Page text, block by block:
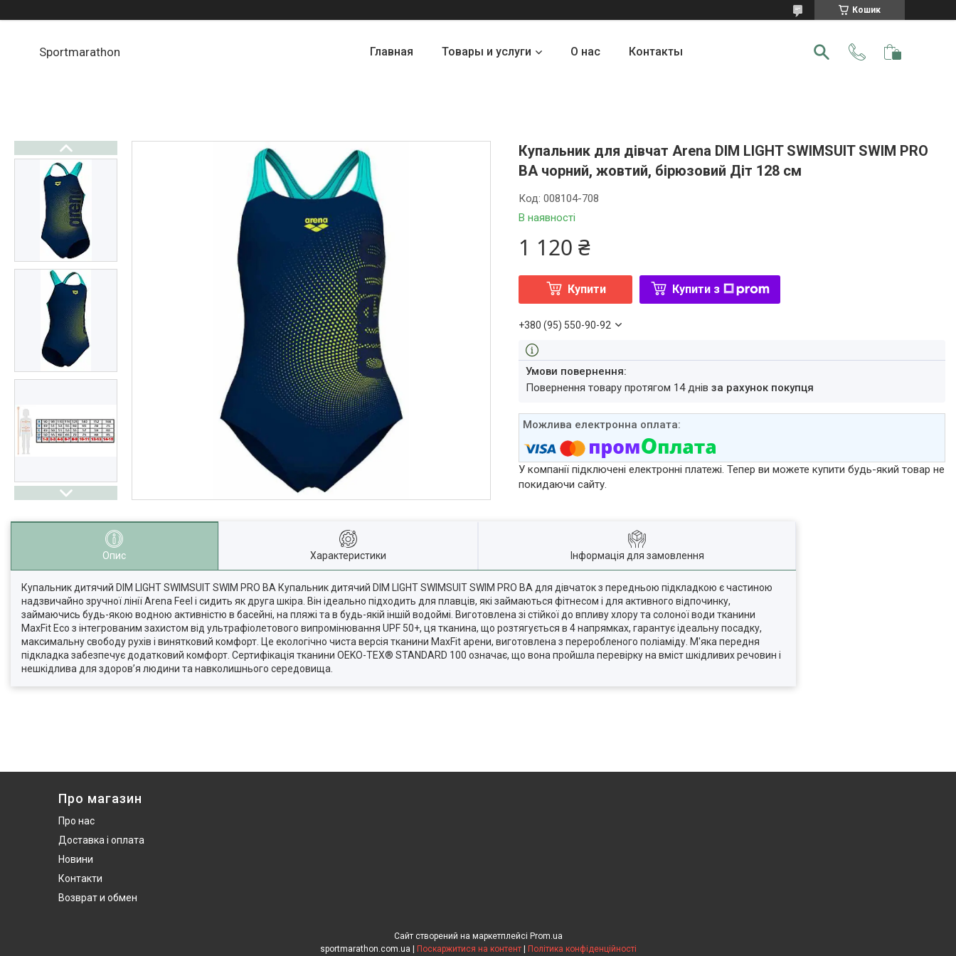
Кошик
Sportmarathon Главная Товары и услуги О нас Контакты
Купальник для дівчат Arena DIM LIGHT SWIMSUIT SWIM PRO
BA чорний, жовтий, бірюзовий Діт 128 см
В наявності
Код:008104-708
1 120 ₴
Купити Купити з
+380 (95) 550-90-92
повернення товару протягом 14 днівза рахунок покупця
У компанії підключені електронні платежі. Тепер ви можете купити будь-який товар не
покидаючи сайту.
Опис Характеристики Інформація для замовлення
Купальник дитячий DIM LIGHT SWIMSUIT SWIM PRO BA Купальник дитячий DIM LIGHT SWIMSUIT SWIM PRO BA для дівчаток з передньою підкладкою є частиною
надзвичайно зручної лінії Arena Feel і сидить як друга шкіра. Він ідеально підходить для плавців, які займаються фітнесом і для активного відпочинку,
займаючись будь-якою водною активністю в басейні, на пляжі та в будь-якій іншій водоймі. Виготовлена зі стійкої до впливу хлору та солоної води тканини
MaxFit Eco з інтегрованим захистом від ультрафіолетового випромінювання UPF 50+, ця тканина, що розтягується в 4 напрямках, гарантує ідеальну посадку,
максимальну свободу рухів і винятковий комфорт. Це екологічно чиста версія тканини MaxFit арени, виготовлена з переробленого поліаміду. М'яка передня
підкладка забезпечує додатковий комфорт. Сертифікація тканини OEKO-TEX® STANDARD 100 означає, що вона пройшла перевірку на вміст шкідливих речовин і
нешкідлива для здоров’я людини та навколишнього середовища.
Про магазин
Про нас
Доставка і оплата
Новини
Контакти
Возврат и обмен
Сайт створений на маркетплейсі Prom.ua
Поскаржитися на контент Політика конфіденційності